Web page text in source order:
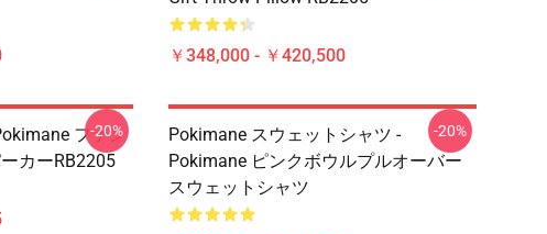
￥348,000 - ￥420,500
ファン
カーRB2205
-20%
Pokimane スウェットシャツ -
Pokimane ピンクボウルプルオーバー
スウェットシャツ
-20%